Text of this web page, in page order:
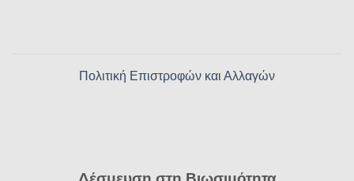
Πολιτική Επιστροφών και Αλλαγών